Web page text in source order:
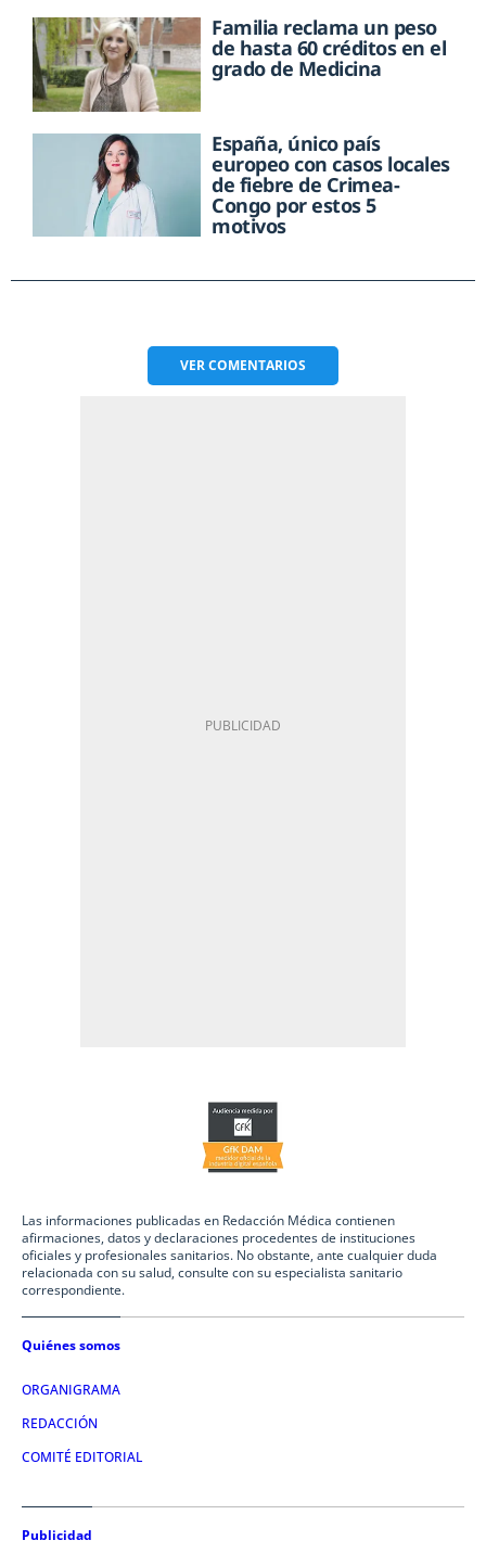
Familia reclama un peso
de hasta 60 créditos en el
grado de Medicina
España, único país
europeo con casos locales
de fiebre de Crimea-
Congo por estos 5
motivos
VERCOMENTARIOS
Las informaciones publicadas en Redacción Médica contienen
afirmaciones, datos y declaraciones procedentes de instituciones
oficiales y profesionales sanitarios. No obstante, ante cualquier duda
relacionada con su salud, consulte con su especialista sanitario
correspondiente.
Quiénes somos
ORGANIGRAMA
REDACCIÓN
COMITÉ EDITORIAL
Publicidad